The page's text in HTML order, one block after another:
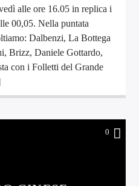
alle ore 16.05 in replica i
00,05. Nella puntata
Dalbenzi, La Bottega
Brizz, Daniele Gottardo,
con i Folletti del Grande
0